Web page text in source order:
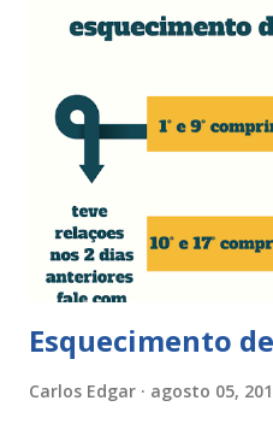
de roupa sintética, entre
sexuais durante 4 dias,
A e óxido de zinco, fazer a
com sabonete de pH neutro
sexuais deverá garantir que a
está lubrificada, se
Esquecimento
Carlos Edgar agosto 05,